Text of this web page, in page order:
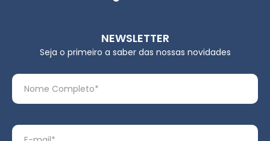
NEWSLETTER
Seja o primeiro a saber das nossas novidades